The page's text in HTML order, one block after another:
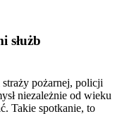
służb
pożarnej, policji
niezależnie od wieku
Takie spotkanie, to